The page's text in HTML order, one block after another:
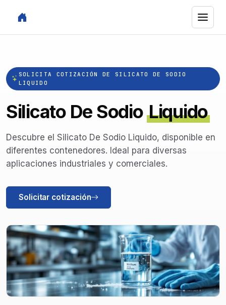
SOLICITA COTIZACIÓN DE SILICATO DE SODIO
LIQUIDO
Silicato De SodioLiquido
Descubre el Silicato De Sodio Liquido, disponible en
diferentes contenedores. Ideal para diversas
aplicaciones industriales y comerciales.
Solicitar cotización